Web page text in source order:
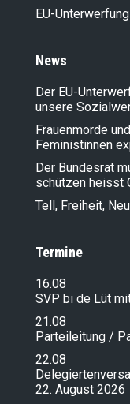
EU-
News
Der EU-
unsere
Frauenmorde
Feministinnen
Der Bundesrat
schützen heisst
Tell, Freiheit,
Termine
16.08
SVP bi de Lüt
21.08
Parteileitung /
22.08
22. August 2026